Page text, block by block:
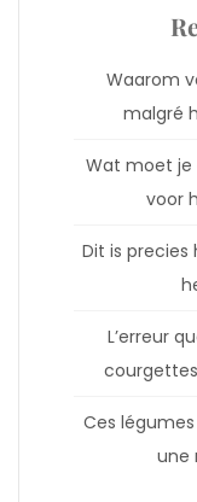
Waarom
malgré
Wat moet je
voor
Dit is
L’erreur
Ces
une